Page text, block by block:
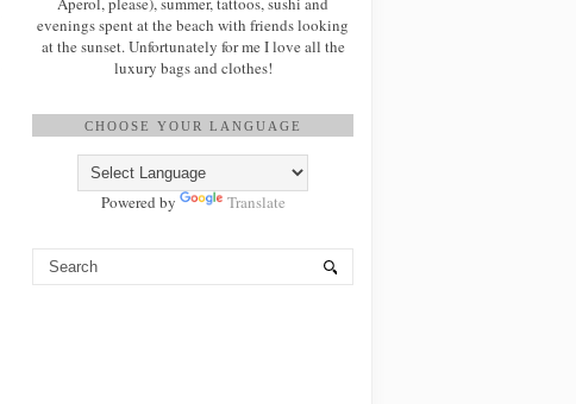
evenings spent at the beach with friends looking
at the sunset. Unfortunately for me I love all the
luxury bags and clothes!
CHOOSE YOUR LANGUAGE
Powered by Translate